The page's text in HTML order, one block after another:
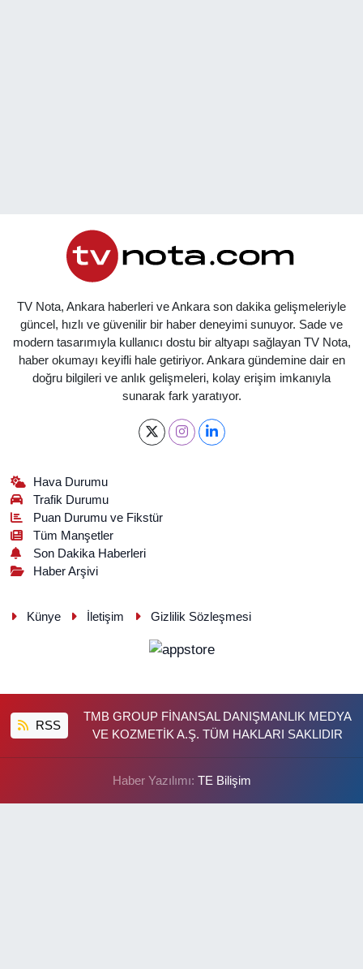
TV Nota, Ankara haberleri ve Ankara son dakika gelişmeleriyle
güncel, hızlı ve güvenilir bir haber deneyimi sunuyor. Sade ve
modern tasarımıyla kullanıcı dostu bir altyapı sağlayan TV Nota,
haber okumayı keyifli hale getiriyor. Ankara gündemine dair en
doğru bilgileri ve anlık gelişmeleri, kolay erişim imkanıyla
sunarak fark yaratıyor.
Hava Durumu
Trafik Durumu
Puan Durumu ve Fikstür
Tüm Manşetler
Son Dakika Haberleri
Haber Arşivi
Künye İletişim Gizlilik Sözleşmesi
RSS
TMB GROUP FİNANSAL DANIŞMANLIK MEDYA
VE KOZMETİK A.Ş. TÜM HAKLARI SAKLIDIR
Haber Yazılımı: TE Bilişim